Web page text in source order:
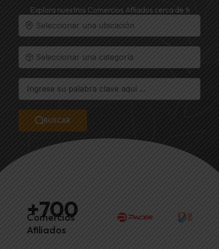
Explora nuestros Comercios Afliados cerca de ti
Seleccionar una ubicación
Seleccionar una categoría
BUSCAR
+700
Comercios
Afiliados